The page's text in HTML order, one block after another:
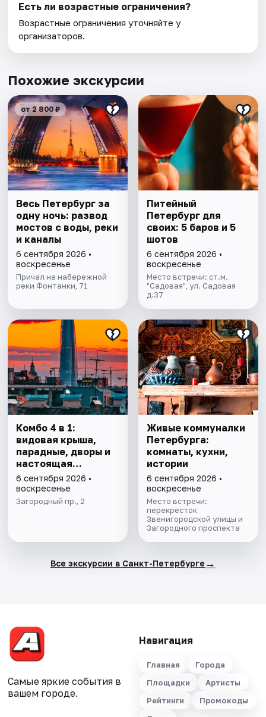
Есть ли возрастные ограничения?
Возрастные ограничения уточняйте у
организаторов.
Похожие экскурсии
от 2 800 ₽
Весь Петербург за
одну ночь: развод
мостов с воды, реки
и каналы
6 сентября 2026 •
воскресенье
Причал на набережной
реки Фонтанки, 71
Питейный
Петербург для
своих: 5 баров и 5
шотов
6 сентября 2026 •
воскресенье
Место встречи: ст.м.
"Садовая", ул. Садовая
д.37
Комбо 4 в 1:
видовая крыша,
парадные, дворы и
настоящая
коммуналка
6 сентября 2026 •
воскресенье
Загородный пр., 2
Живые коммуналки
Петербурга:
комнаты, кухни,
истории
6 сентября 2026 •
воскресенье
Место встречи:
перекресток
Звенигородской улицы и
Загородного проспекта
Все экскурсии в Санкт-Петербурге →
Самые яркие события в
вашем городе.
Навигация
Главная
Города
Площадки
Артисты
Рейтинги
Промокоды